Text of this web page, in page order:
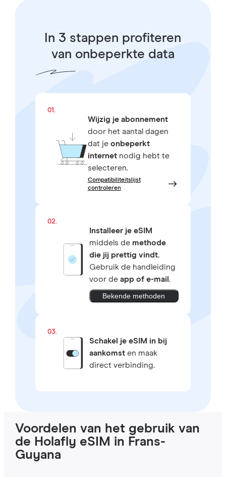
In 3 stappen profiteren
van onbeperkte data
01.
Wijzig je abonnement
door het aantal dagen
dat je onbeperkt
internetnodig hebt te
selecteren.
Compatibiliteitslijst
controleren
02.
Installeer je eSIM
middels de methode
die jij prettig vindt.
Gebruik de handleiding
voor de app of e-mail .
Bekende methoden
03.
Schakel je eSIM in bij
aankomsten maak
direct verbinding.
Voordelen van het gebruik van
de Holafly eSIM in Frans-
Guyana